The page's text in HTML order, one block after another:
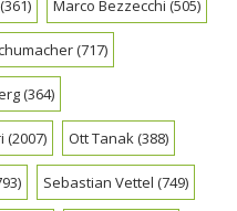
(361) Marco Bezzecchi (505)
(717)
(364)
(2007) Ott Tanak(388)
Sebastian Vettel (749)